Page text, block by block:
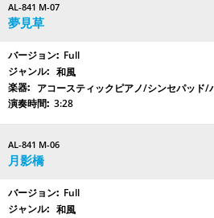
AL-841 M-07
夢見草
Full
和風
アコースティックピアノ/シンセパッド/
3:28
AL-841 M-06
月影橋
Full
和風